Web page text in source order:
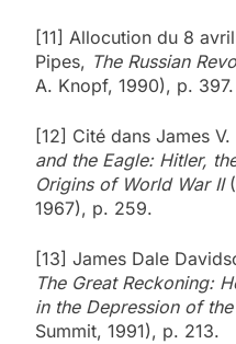
[11] Allocution du 8
Pipes, The Russian
A. Knopf, 1990), p. 397.
[12] Cité dans James
and the Eagle: Hitler,
Origins of World War II
1967), p. 259.
[13] James Dale
The Great Reckoning:
in the Depression of
Summit, 1991), p. 213.